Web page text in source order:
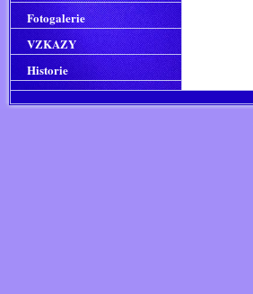
Fotogalerie
VZKAZY
Historie